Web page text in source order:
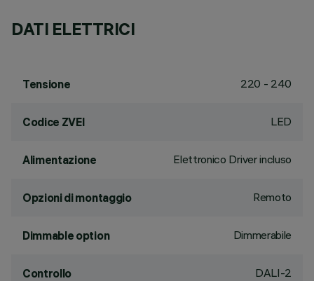
DATI ELETTRICI
Tensione 220 - 240
Codice ZVEI LED
Alimentazione Elettronico Driver incluso
Opzioni di montaggio Remoto
Dimmable option Dimmerabile
Controllo DALI-2